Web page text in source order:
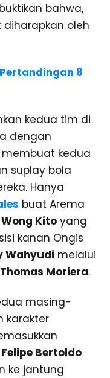
bahwa,
oleh
8
kedua tim di
dengan
kedua
suplay bola
Hanya
buat Arema
Kito yang
kanan Ongis
Wahyudi melalui
Moriera.
masing-
karakter
Felipe Bertoldo
ke jantung